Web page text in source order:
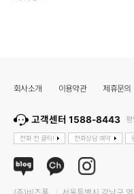
회사소개 이용약관 제휴문의
고객센터 1588-8443
전화 전 클릭! 전화상담 예약